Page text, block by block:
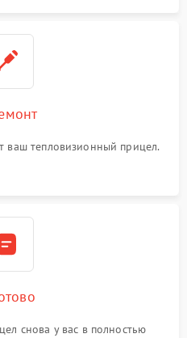
ваш тепловизионный прицел.
снова у вас в полностью